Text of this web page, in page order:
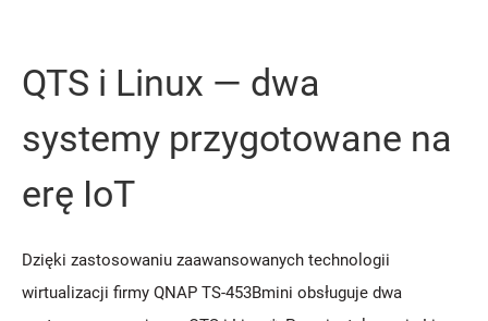
QTS i Linux — dwa
systemy przygotowane na
erę IoT
Dzięki zastosowaniu zaawansowanych technologii
wirtualizacji firmy QNAP TS-453Bmini obsługuje dwa